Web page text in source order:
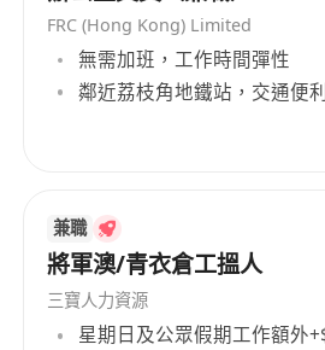
FRC (Hong Kong) Limited
無需加班，工作時間彈性
鄰近荔枝角地鐵站，交通便
兼職
將軍澳/青衣倉工搵人
三寶人力資源
星期日及公眾假期工作額外